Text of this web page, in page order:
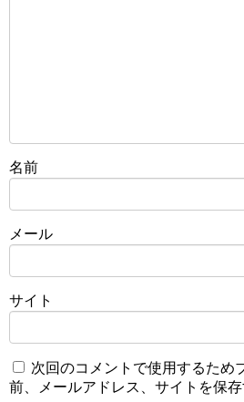
名前
メール
サイト
次回のコメントで使用するため
前、メールアドレス、サイトを保存